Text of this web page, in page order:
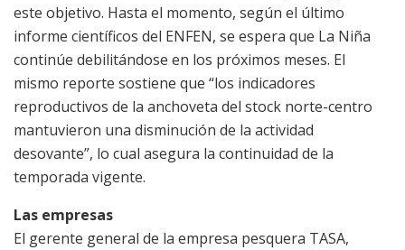
este objetivo. Hasta el momento, según el último
informe científicos del ENFEN, se espera que La Niña
continúe debilitándose en los próximos meses. El
mismo reporte sostiene que “los indicadores
reproductivos de la anchoveta del stock norte-centro
mantuvieron una disminución de la actividad
desovante”, lo cual asegura la continuidad de la
temporada vigente.
Las empresas
El gerente general de la empresa pesquera TASA,